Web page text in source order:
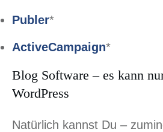
Publer*
ActiveCampaign*
Blog Software – es kann
WordPress
Natürlich kannst Du –